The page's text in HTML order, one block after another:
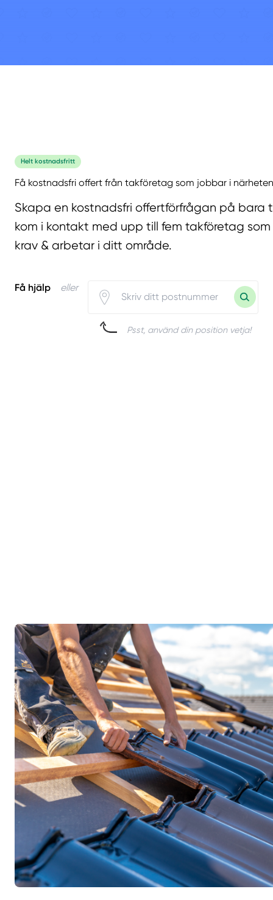
Helt kostnadsfritt
Få kostnadsfri offert från takföretag som jobbar i
Skapa en kostnadsfri offertförfrågan på bara
kom i kontakt med upp till fem takföretag
krav & arbetar i ditt område.
Få hjälp eller
Psst, använd din position vetja!